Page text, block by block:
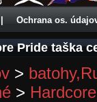
Ochrana os.
Pride taška
>
>